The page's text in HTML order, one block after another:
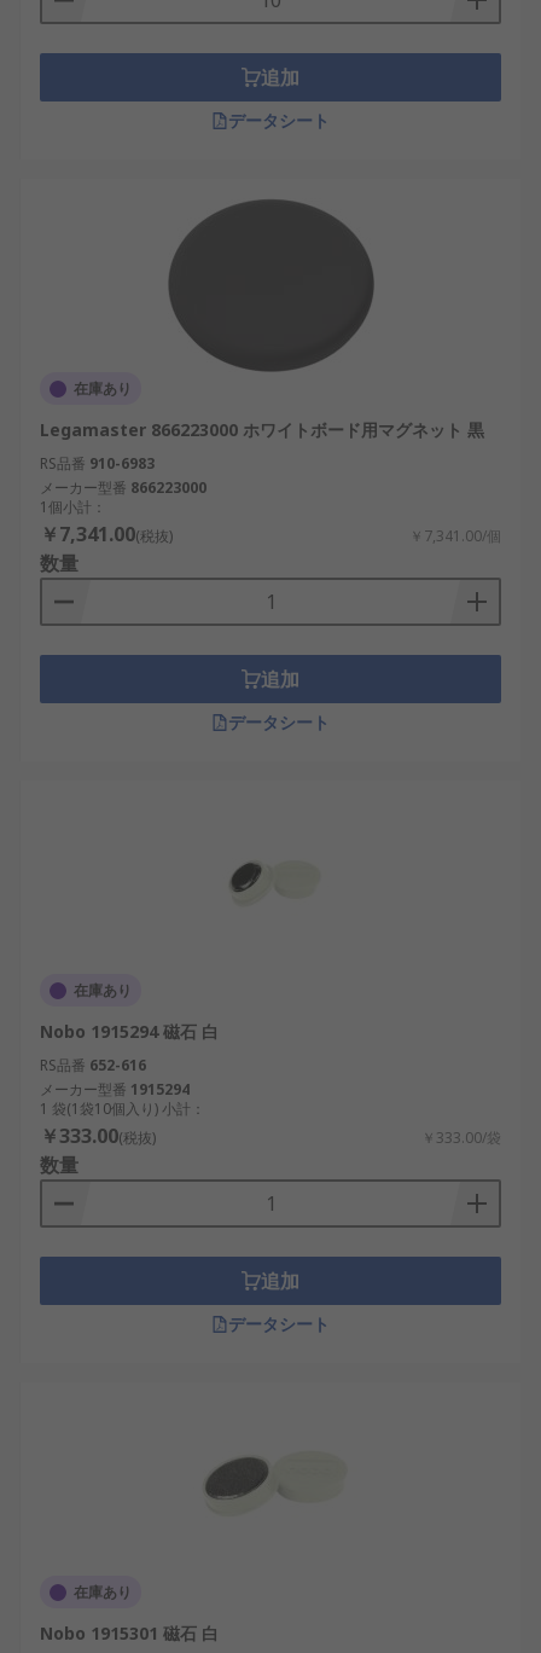
追加
データシート
在庫あり
Legamaster 866223000 ホワイトボード用マグネット 黒
RS品番 910-6983
メーカー型番 866223000
1個小計：
￥7,341.00(税抜) ￥7,341.00/個
数量
追加
データシート
在庫あり
Nobo 1915294 磁石 白
RS品番 652-616
メーカー型番 1915294
1 袋(1袋10個入り) 小計：
￥333.00(税抜) ￥333.00/袋
数量
追加
データシート
在庫あり
Nobo 1915301 磁石 白